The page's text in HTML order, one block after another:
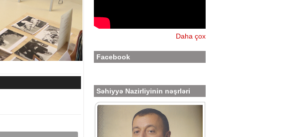
Daha çox
Facebook
Səhiyyə Nazirliyinin nəşrləri